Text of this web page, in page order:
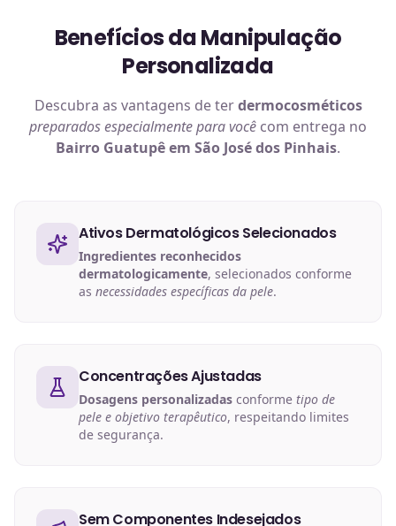
Benefícios da Manipulação
Personalizada
Descubra as vantagens de terdermocosméticos
preparados especialmente para você com entrega no
Bairro Guatupê em São José dos Pinhais.
Ativos Dermatológicos Selecionados
Ingredientes reconhecidos
dermatologicamente, selecionados conforme
as necessidades específicas da pele.
Concentrações Ajustadas
Dosagens personalizadas conforme tipo de
pele e objetivo terapêutico, respeitando limites
de segurança.
Sem Componentes Indesejados